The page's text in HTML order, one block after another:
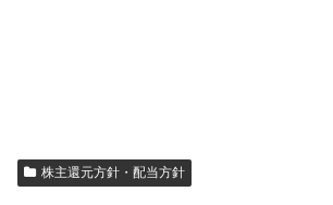
株主還元方針・配当方針